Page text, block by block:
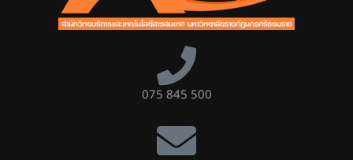
075 845 500